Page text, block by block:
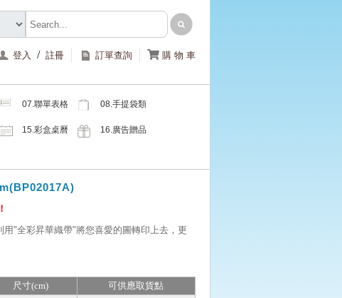
登入 / 註冊 訂單查詢 購 物 車
07.聯單表格
08.手提袋類
15.彩盒桌曆
16.廣告贈品
"全彩昇華織帶"將您喜愛的圖轉印上去，更
尺寸(cm) 可供應取貨點